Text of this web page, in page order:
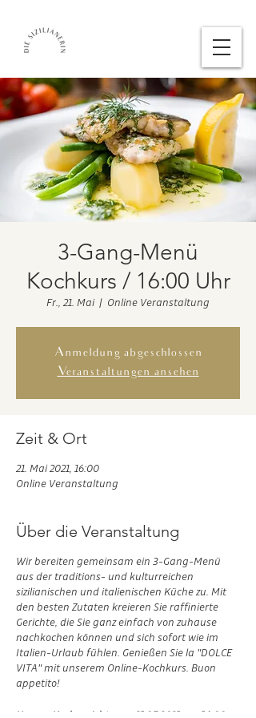
3-Gang-Menü
Kochkurs / 16:00 Uhr
Fr., 21. Mai
  |
Online Veranstaltung
Anmeldung abgeschlossen
Veranstaltungen ansehen
Zeit & Ort
21. Mai 2021, 16:00
Online Veranstaltung
Über die Veranstaltung
Wir bereiten gemeinsam ein 3-Gang-Menü
aus der traditions- und kulturreichen
sizilianischen und italienischen Küche zu. Mit
den besten Zutaten kreieren Sie raffinierte
Gerichte, die Sie ganz einfach von zuhause
nachkochen können und sich sofort wie im
Italien-Urlaub fühlen. Genießen Sie la "DOLCE
VITA" mit unserem Online-Kochkurs. Buon
appetito!